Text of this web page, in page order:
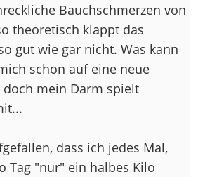
Bauchschmerzen von
theoretisch klappt das
gut wie gar nicht. Was kann
schon auf eine neue
doch mein Darm spielt
dass ich jedes Mal,
Tag "nur" ein halbes Kilo